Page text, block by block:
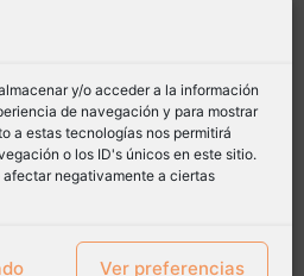
y/o acceder a la información
de navegación y para mostrar
a estas tecnologías nos permitirá
o los ID's únicos en este sitio.
negativamente a ciertas
Ver preferencias